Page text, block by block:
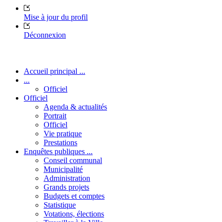
Mise à jour du profil
Déconnexion
Accueil principal ...
...
Officiel
Officiel
Agenda & actualités
Portrait
Officiel
Vie pratique
Prestations
Enquêtes publiques ...
Conseil communal
Municipalité
Administration
Grands projets
Budgets et comptes
Statistique
Votations, élections